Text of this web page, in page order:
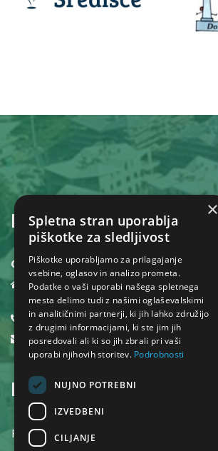
KONTAKT
Občina Dol pri Ljubljani
Dol pri Ljubljani 18,
1262 Dol pri Ljubljani
01 530 32 40
obcina@dol.si
INFORMACIJE
POGOJI UPORABE SPLETNEGA MESTA
×
Spletna stran uporablja
piškotke za sledljivost
Piškotke uporabljamo za prilagajanje
vsebine, oglasov in analizo prometa.
Podatke o vaši uporabi našega spletnega
mesta delimo tudi z našimi oglaševalskimi
in analitičnimi partnerji, ki jih lahko združijo
z drugimi informacijami, ki ste jim jih
posredovali ali ki so jih zbrali pri vaši
uporabi njihovih storitev. Podrobnosti
NUJNO POTREBNI
IZVEDBENI
CILJANJE